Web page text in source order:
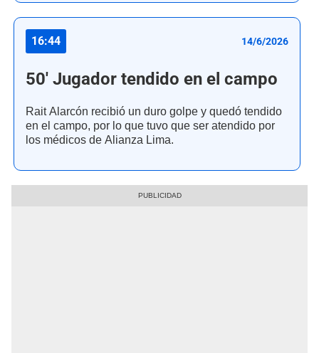
16:44 14/6/2026
50' Jugador tendido en el campo
Rait Alarcón recibió un duro golpe y quedó tendido
en el campo, por lo que tuvo que ser atendido por
los médicos de Alianza Lima.